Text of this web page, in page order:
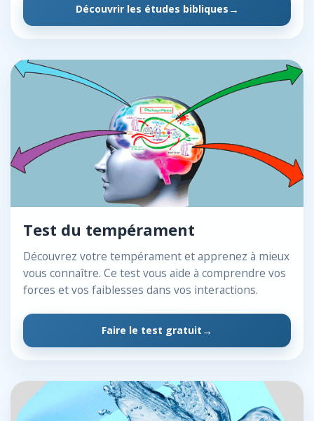
Découvrir les études bibliques
Test du tempérament
Découvrez votre tempérament et apprenez à mieux
vous connaître. Ce test vous aide à comprendre vos
forces et vos faiblesses dans vos interactions.
Faire le test gratuit